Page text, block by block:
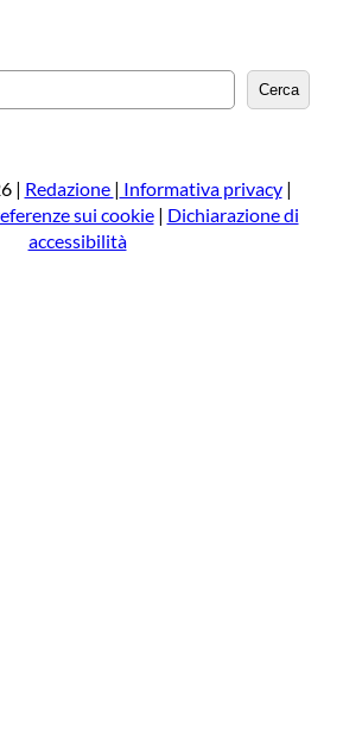
e
a
Cerca
| Redazione | Informativa privacy|
sui cookie| Dichiarazione di
accessibilità